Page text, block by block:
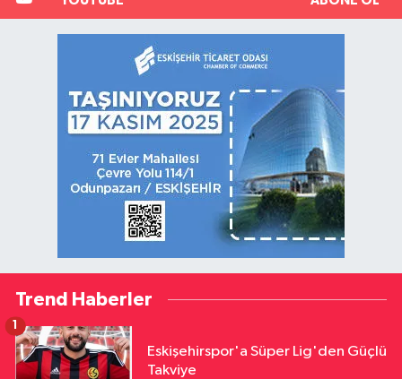
Trend Haberler
Eskişehirspor'a Süper Lig'den Güçlü
Takviye
1